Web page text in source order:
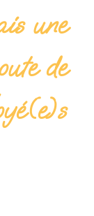
une
de